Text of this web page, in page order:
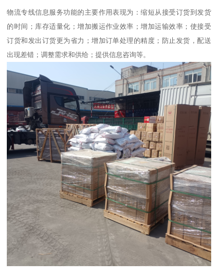
物流专线信息服务功能的主要作用表现为：缩短从接受订货到发货
的时间；库存适量化；增加搬运作业效率；增加运输效率；使接受
订货和发出订货更为省力；增加订单处理的精度；防止发货，配送
出现差错；调整需求和供给；提供信息咨询等。